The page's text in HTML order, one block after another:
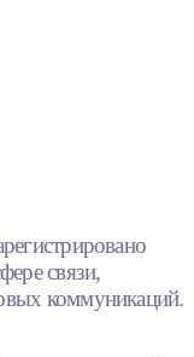
связи,
коммуникаций.